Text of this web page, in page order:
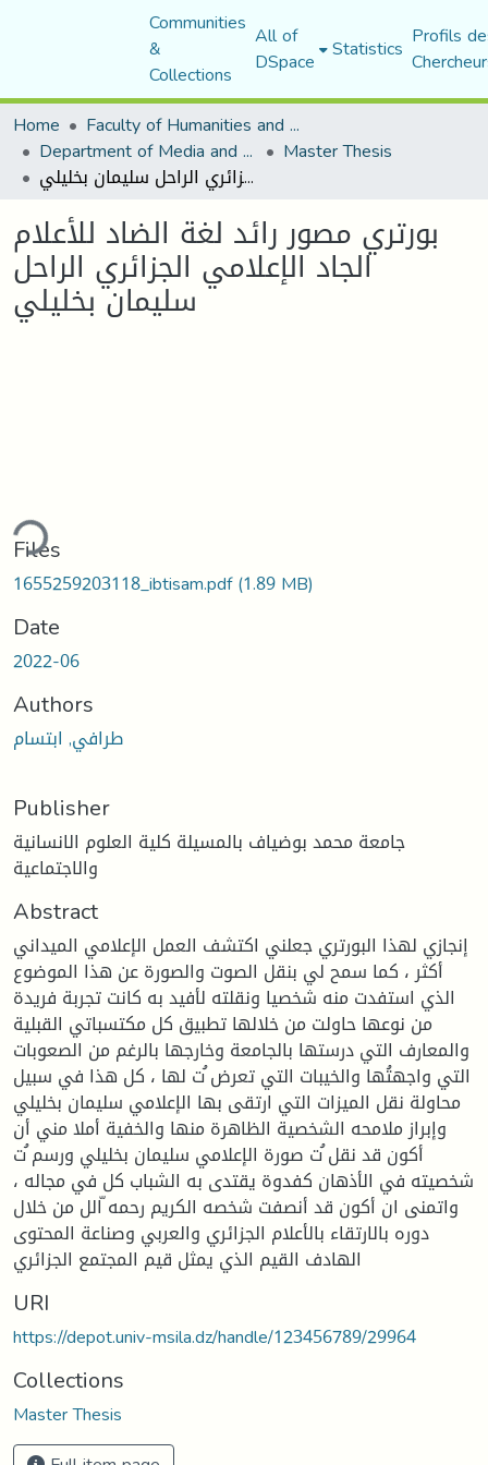
Communities
&
Collections
All of
DSpace Statistics Profils
Home
Faculty of Humanities and Social Sciences
Department of Media and Communication Studies Master Thesis
بورتري مصور رائد لغة الضاد للأعلام الجاد الإعلامي الجزائري الراحل سليمان بخليلي
بورتري مصور رائد لغة الضاد للأعلام
الجاد الإعلامي الجزائري الراحل
سليمان بخليلي
Files
1655259203118_ibtisam.pdf(1.89 MB)
Date
2022-06
Authors
طرافي, ابتسام
Publisher
جامعة محمد بوضياف بالمسيلة كلية العلوم الانسانية
والاجتماعية
Abstract
إنجازي لهذا البورتري جعلني اكتشف العمل الإعلامي الميداني
أكثر ، كما سمح لي بنقل الصوت والصورة عن هذا الموضوع
الذي استفدت منه شخصيا ونقلته لأفيد به كانت تجربة فريدة
من نوعها حاولت من خلالها تطبيق كل مكتسباتي القبلية
والمعارف التي درستها بالجامعة وخارجها بالرغم من الصعوبات
التي واجهتُها والخيبات التي تعرض ُت لها ، كل هذا في سبيل
محاولة نقل الميزات التي ارتقى بها الإعلامي سليمان بخليلي
وإبراز ملامحه الشخصية الظاهرة منها والخفية أملا مني أن
أكون قد نقل ُت صورة الإعلامي سليمان بخليلي ورسم ُت
شخصيته في الأذهان كفدوة يقتدى به الشباب كل في مجاله ،
واتمنى ان أكون قد أنصفت شخصه الكريم رحمه ّالل من خلال
دوره بالارتقاء بالأعلام الجزائري والعربي وصناعة المحتوى
الهادف القيم الذي يمثل قيم المجتمع الجزائري
URI
https://depot.univ-msila.dz/handle/123456789/29964
Collections
Master Thesis